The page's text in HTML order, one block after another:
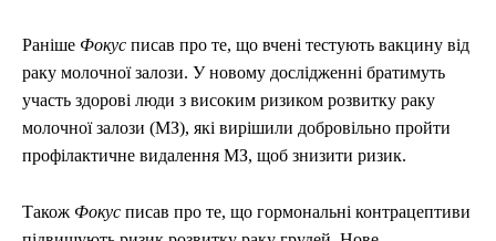
Раніше Фокус писав про те, що вчені тестують вакцину від
раку молочної залози. У новому дослідженні братимуть
участь здорові люди з високим ризиком розвитку раку
молочної залози (МЗ), які вирішили добровільно пройти
профілактичне видалення МЗ, щоб знизити ризик.
Також Фокус писав про те, що гормональні контрацептиви